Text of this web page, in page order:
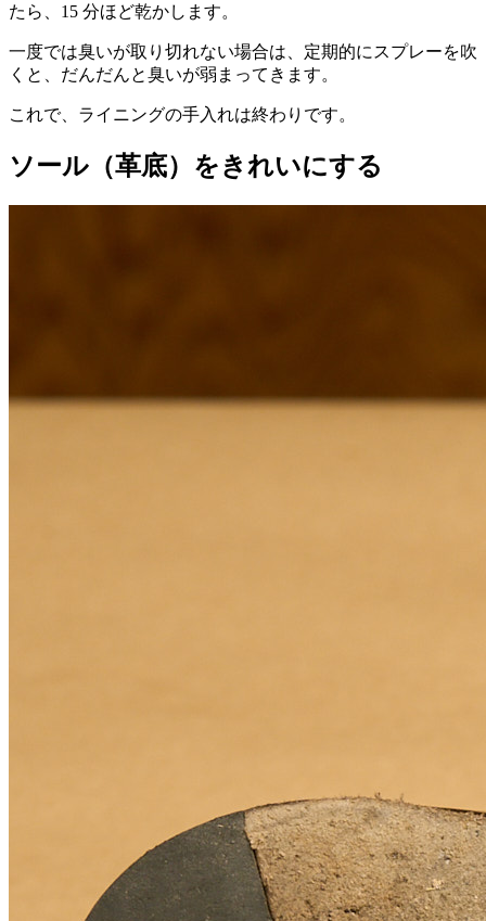
たら、15 分ほど乾かします。
一度では臭いが取り切れない場合は、定期的にスプレーを吹
くと、だんだんと臭いが弱まってきます。
これで、ライニングの手入れは終わりです。
ソール（革底）をきれいにする